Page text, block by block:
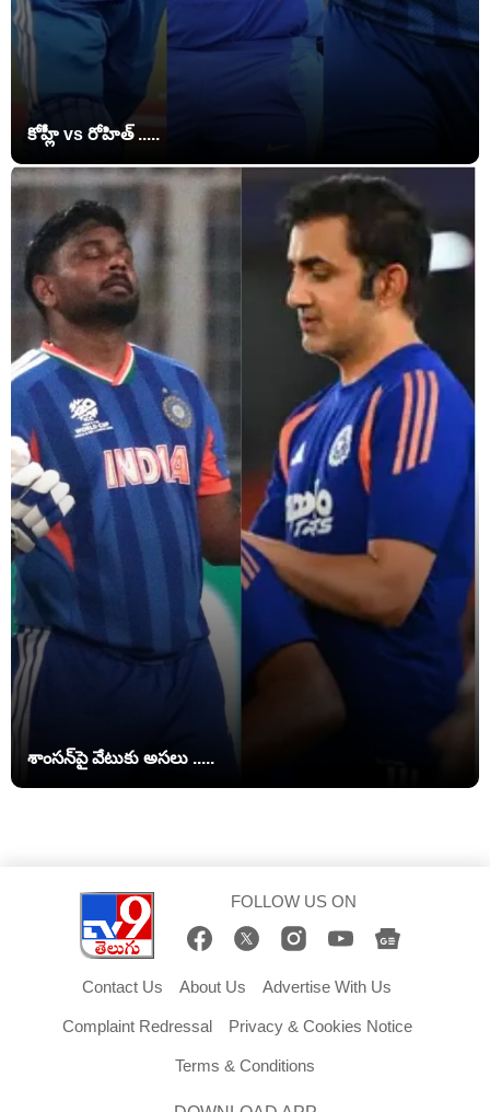
కోహ్లీ vs రోహిత్ .....
శాంసన్‌పై వేటుకు అసలు .....
FOLLOW US ON
Contact Us About Us Advertise With Us
Complaint Redressal Privacy & Cookies Notice
Terms & Conditions